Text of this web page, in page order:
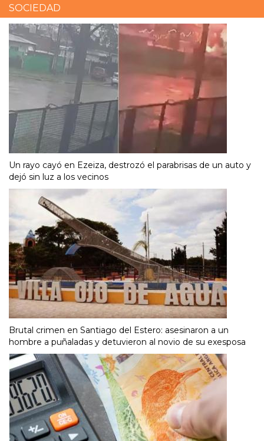
SOCIEDAD
Un rayo cayó en Ezeiza, destrozó el parabrisas de un auto y
dejó sin luz a los vecinos
Brutal crimen en Santiago del Estero: asesinaron a un
hombre a puñaladas y detuvieron al novio de su exesposa